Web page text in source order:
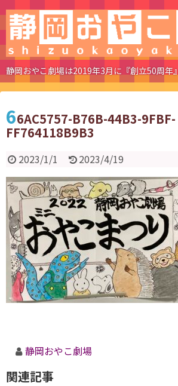
静岡おやこ劇場は2019年3月に『創立50周
66AC5757-B76B-44B3-9FBF-
FF764118B9B3
2023/1/1 2023/4/19
静岡おやこ劇場
関連記事